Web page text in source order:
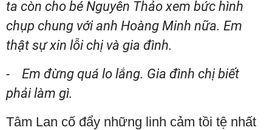
ta còn cho bé Nguyên Thảo xem bức hình
chụp chung với anh Hoàng Minh nữa. Em
thật sự xin lỗi chị và gia đình.
- Em đừng quá lo lắng. Gia đình chị biết
phải làm gì.
Tâm Lan cố đẩy những linh cảm tồi tệ nhất